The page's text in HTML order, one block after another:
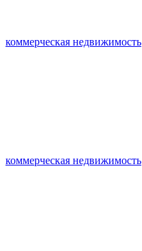
коммерческая недвижимость
коммерческая недвижимость